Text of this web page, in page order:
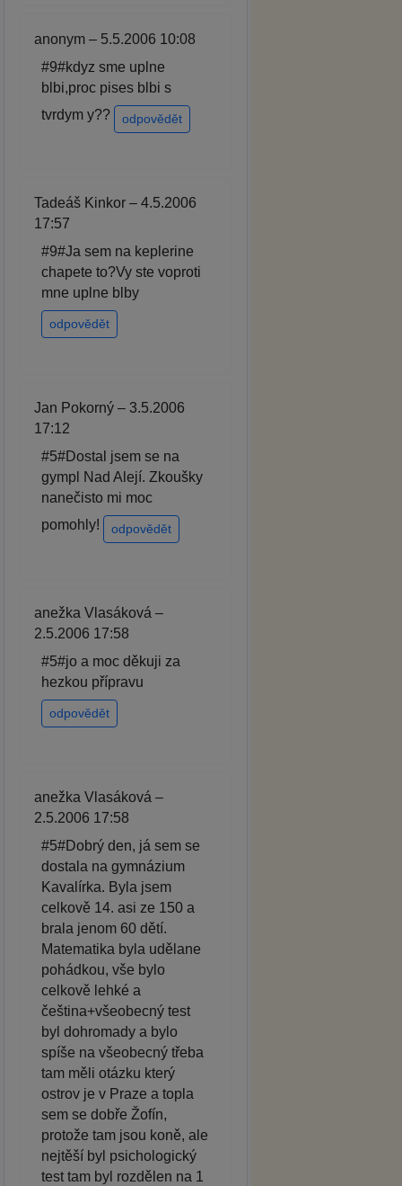
anonym – 5.5.2006 10:08
#9#kdyz sme uplne
blbi,proc pises blbi s
tvrdym y??
odpovědět
Tadeáš Kinkor – 4.5.2006
17:57
#9#Ja sem na keplerine
chapete to?Vy ste voproti
mne uplne blby
odpovědět
Jan Pokorný – 3.5.2006
17:12
#5#Dostal jsem se na
gympl Nad Alejí. Zkoušky
nanečisto mi moc
pomohly!
odpovědět
anežka Vlasáková –
2.5.2006 17:58
#5#jo a moc děkuji za
hezkou přípravu
odpovědět
anežka Vlasáková –
2.5.2006 17:58
#5#Dobrý den, já sem se
dostala na gymnázium
Kavalírka. Byla jsem
celkově 14. asi ze 150 a
brala jenom 60 dětí.
Matematika byla udělane
pohádkou, vše bylo
celkově lehké a
čeština+všeobecný test
byl dohromady a bylo
spíše na všeobecný třeba
tam měli otázku který
ostrov je v Praze a topla
sem se dobře Žofín,
protože tam jsou koně, ale
nejtěší byl psichologický
test tam byl rozdělen na 1